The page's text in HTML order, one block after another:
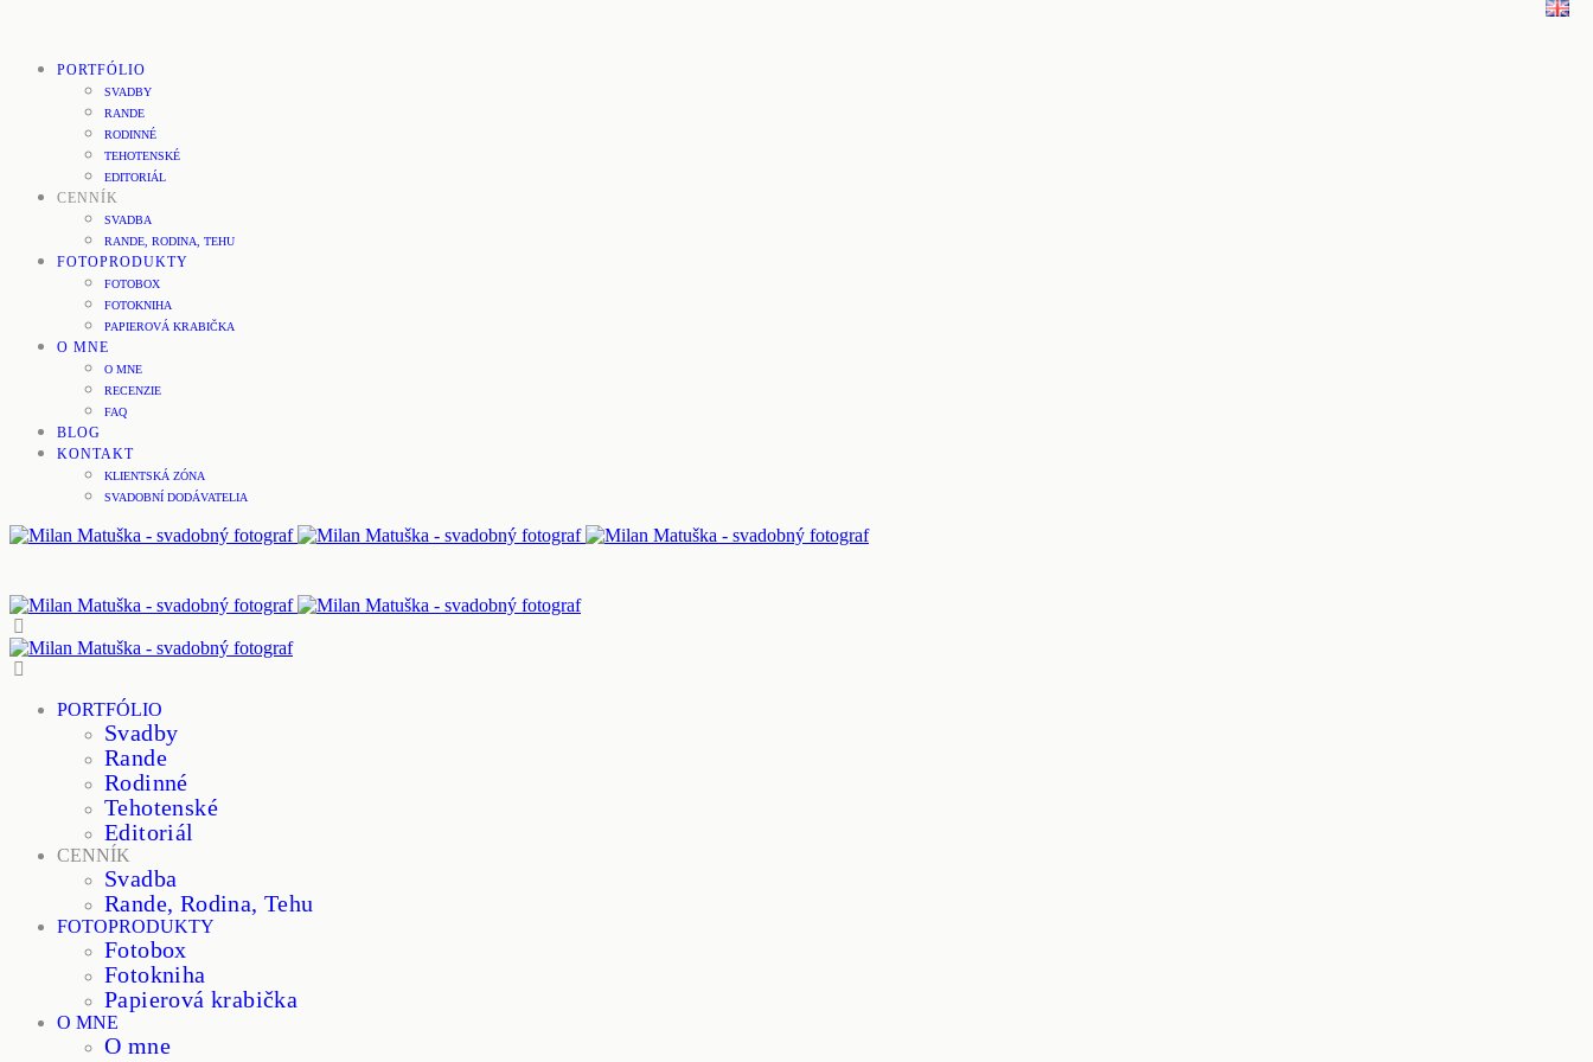
PORTFÓLIO
SVADBY
RANDE
RODINNÉ
TEHOTENSKÉ
EDITORIÁL
CENNÍK
SVADBA
RANDE, RODINA, TEHU
FOTOPRODUKTY
FOTOBOX
FOTOKNIHA
PAPIEROVÁ KRABIČKA
O MNE
O MNE
RECENZIE
FAQ
BLOG
KONTAKT
KLIENTSKÁ ZÓNA
SVADOBNÍ DODÁVATELIA
PORTFÓLIO
Svadby
Rande
Rodinné
Tehotenské
Editoriál
CENNÍK
Svadba
Rande, Rodina, Tehu
FOTOPRODUKTY
Fotobox
Fotokniha
Papierová krabička
O MNE
O mne